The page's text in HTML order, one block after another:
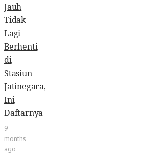
Jauh
Tidak
Lagi
Berhenti
di
Stasiun
Jatinegara,
Ini
Daftarnya
9
months
ago